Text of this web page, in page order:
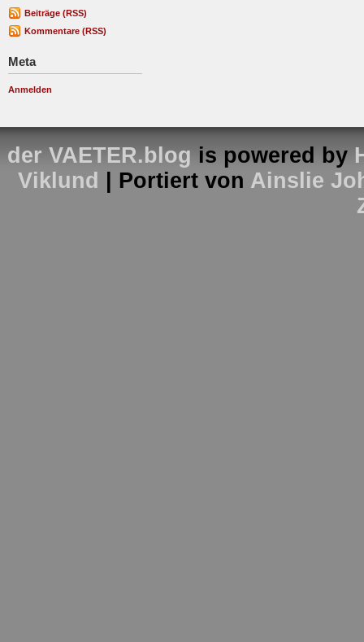
Beiträge (RSS)
Kommentare (RSS)
Meta
Anmelden
der VAETER.blog is powered by
Viklund
| Portiert von Ainslie